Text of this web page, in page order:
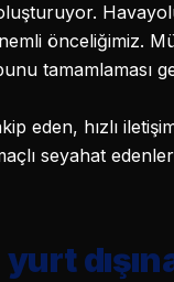
önceliğimiz.
tamamlaması
eden, hızlı
seyahat